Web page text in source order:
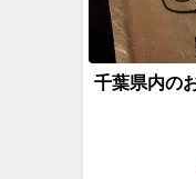
千葉県内の